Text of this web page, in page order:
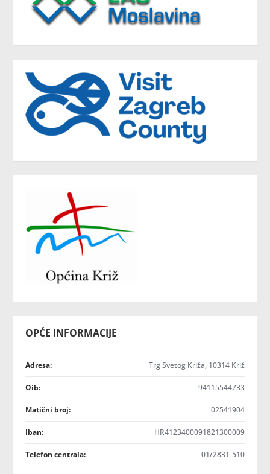
OPĆE INFORMACIJE
Adresa: Trg Svetog Križa, 10314 Križ
Oib: 94115544733
Matični broj: 02541904
Iban: HR4123400091821300009
Telefon centrala: 01/2831-510